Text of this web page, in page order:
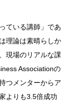
ている講師」であ
理論は素晴らしか
現場のリアルな課
Associationの
つメンターからア
よりも3.5倍成功